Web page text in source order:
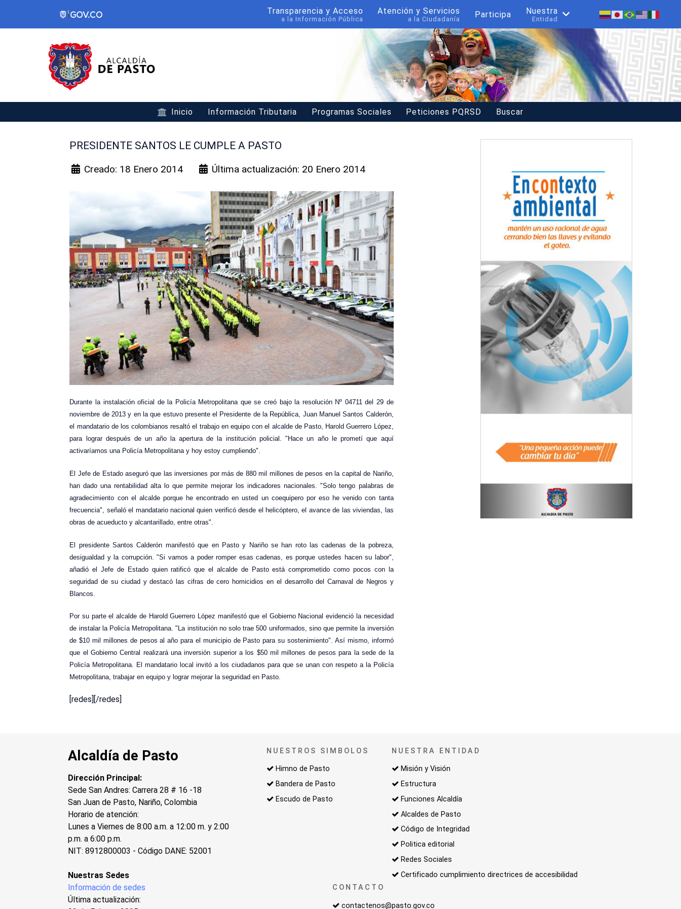
Transparencia y Acceso
a la Información Pública
Atención y Servicios
a la Ciudadanía Participa Nuestra
Entidad
Inicio Información Tributaria Programas Sociales Peticiones PQRSD Buscar
PRESIDENTE SANTOS LE CUMPLE A PASTO
Creado: 18 Enero 2014 Última actualización: 20 Enero 2014
Durante la instalación oficial de la Policía Metropolitana que se creó bajo la resolución Nº 04711 del 29 de
noviembre de 2013 y en la que estuvo presente el Presidente de la República, Juan Manuel Santos Calderón,
el mandatario de los colombianos resaltó el trabajo en equipo con el alcalde de Pasto, Harold Guerrero López,
para lograr después de un año la apertura de la institución policial. "Hace un año le prometí que aquí
activaríamos una Policía Metropolitana y hoy estoy cumpliendo".
El Jefe de Estado aseguró que las inversiones por más de 880 mil millones de pesos en la capital de Nariño,
han dado una rentabilidad alta lo que permite mejorar los indicadores nacionales. "Solo tengo palabras de
agradecimiento con el alcalde porque he encontrado en usted un coequipero por eso he venido con tanta
frecuencia", señaló el mandatario nacional quien verificó desde el helicóptero, el avance de las viviendas, las
obras de acueducto y alcantarillado, entre otras".
El presidente Santos Calderón manifestó que en Pasto y Nariño se han roto las cadenas de la pobreza,
desigualdad y la corrupción. "Si vamos a poder romper esas cadenas, es porque ustedes hacen su labor",
añadió el Jefe de Estado quien ratificó que el alcalde de Pasto está comprometido como pocos con la
seguridad de su ciudad y destacó las cifras de cero homicidios en el desarrollo del Carnaval de Negros y
Blancos.
Por su parte el alcalde de Harold Guerrero López manifestó que el Gobierno Nacional evidenció la necesidad
de instalar la Policía Metropolitana. "La institución no solo trae 500 uniformados, sino que permite la inversión
de $10 mil millones de pesos al año para el municipio de Pasto para su sostenimiento". Así mismo, informó
que el Gobierno Central realizará una inversión superior a los $50 mil millones de pesos para la sede de la
Policía Metropolitana. El mandatario local invitó a los ciudadanos para que se unan con respeto a la Policía
Metropolitana, trabajar en equipo y lograr mejorar la seguridad en Pasto.
[redes][/redes]
Alcaldía de Pasto
Dirección Principal:
Sede San Andres: Carrera 28 # 16 -18
San Juan de Pasto, Nariño, Colombia
Horario de atención:
Lunes a Viernes de 8:00 a.m. a 12:00 m. y 2:00
p.m. a 6:00 p.m.
NIT: 8912800003 - Código DANE: 52001
Nuestras Sedes
Información de sedes
Última actualización:
NUESTROS SIMBOLOS
Himno de Pasto
Bandera de Pasto
Escudo de Pasto
NUESTRA ENTIDAD
Misión y Visión
Estructura
Funciones Alcaldía
Alcaldes de Pasto
Código de Integridad
Politica editorial
Redes Sociales
Certificado cumplimiento directrices de accesibilidad
CONTACTO
contactenos@pasto.gov.co